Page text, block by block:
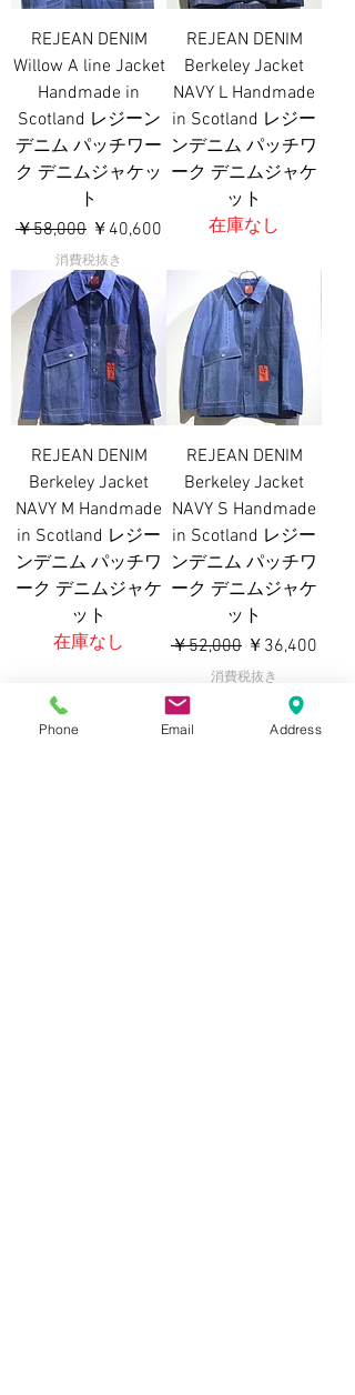
REJEAN DENIM
Willow A line Jacket
Handmade in
Scotland レジーン
デニム パッチワー
ク デニムジャケッ
ト
通常価格
￥58,000 セール価格
￥40,600
消費税抜き
REJEAN DENIM
Berkeley Jacket
NAVY L Handmade
in Scotland レジー
ンデニム パッチワ
ーク デニムジャケ
ット
在庫なし
REJEAN DENIM
Berkeley Jacket
NAVY M Handmade
in Scotland レジー
ンデニム パッチワ
ーク デニムジャケ
ット
在庫なし
REJEAN DENIM
Berkeley Jacket
NAVY S Handmade
in Scotland レジー
ンデニム パッチワ
ーク デニムジャケ
ット
通常価格
￥52,000 セール価格
￥36,400
消費税抜き
Phone Email Address